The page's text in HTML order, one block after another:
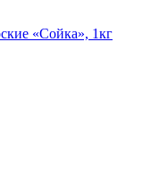
«Сойка», 1кг